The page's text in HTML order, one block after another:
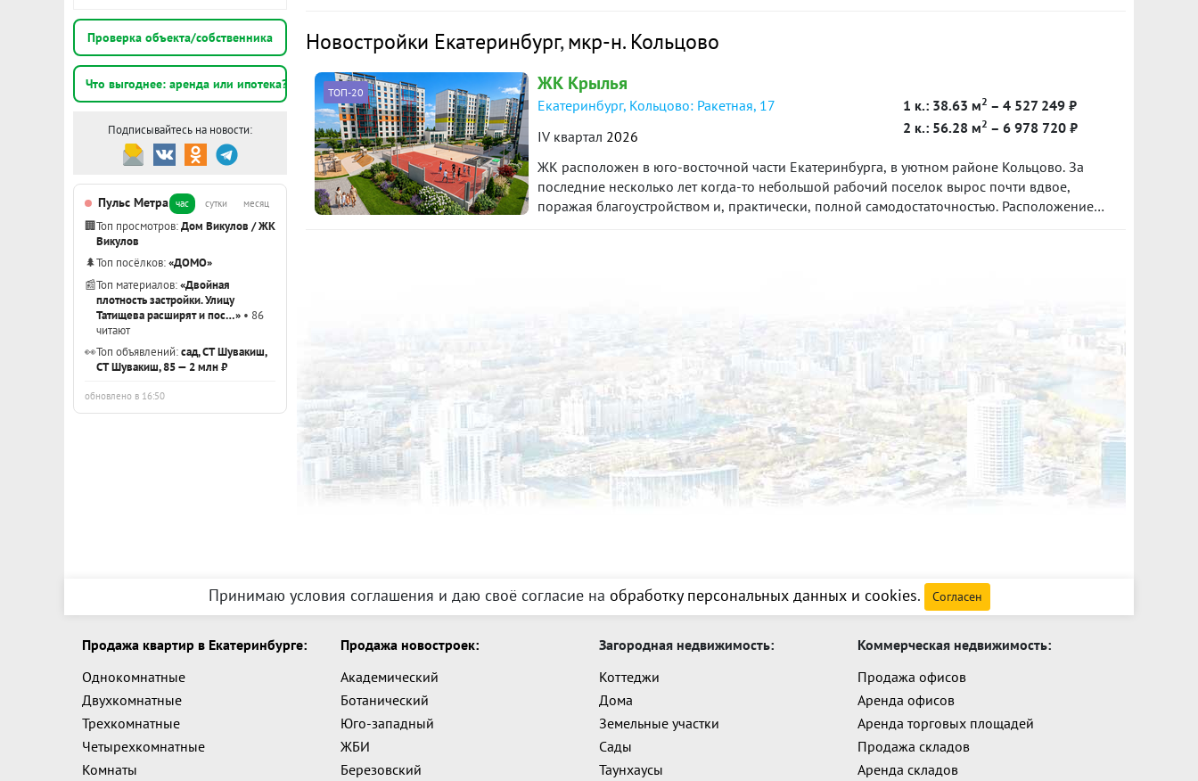
Проверка объекта/собственника
Что выгоднее: аренда или ипотека?
Подписывайтесь на новости:
Пульс Метра час сутки месяц
🏢Топ просмотров:Дом Викулов / ЖК
Викулов
🌲Топ посёлков:«ДОМО»
📰Топ материалов:«Двойная
плотность застройки. Улицу
Татищева расширят и пос…» • 86
читают
👀Топ объявлений:сад, СТ Шувакиш,
СТ Шувакиш, 85 — 2 млн ₽
обновлено в 16:50
продуктовые магазины. В собственнности более 5 лет. Чистая продажа. Только за
наличный расчет. От агентства в подарок гарантийный сертификат "Защита
в подарок***
Новостройки Екатеринбург,мкр-н. Кольцово
ТОП-20 ЖК Крылья
Екатеринбург, Кольцово: Ракетная, 17
IV квартал 2026
1 к.: 38.63 м2 – 4 527 249 ₽
2 к.: 56.28 м2 – 6 978 720 ₽
ЖК расположен в юго-восточной части Екатеринбурга, в уютном районе Кольцово. За
последние несколько лет когда-то небольшой рабочий поселок вырос почти вдвое,
поражая благоустройством и, практически, полной самодостаточностью. Расположение
Принимаю условия соглашения и даю своё согласие на обработку персональных данных и cookies. Согласен
Продажа квартир в Екатеринбурге:
Однокомнатные
Двухкомнатные
Трехкомнатные
Четырехкомнатные
Комнаты
Продажа новостроек:
Академический
Ботанический
Юго-западный
ЖБИ
Березовский
Загородная недвижимость:
Коттеджи
Дома
Земельные участки
Сады
Таунхаусы
Коммерческая недвижимость:
Продажа офисов
Аренда офисов
Аренда торговых площадей
Продажа складов
Аренда складов